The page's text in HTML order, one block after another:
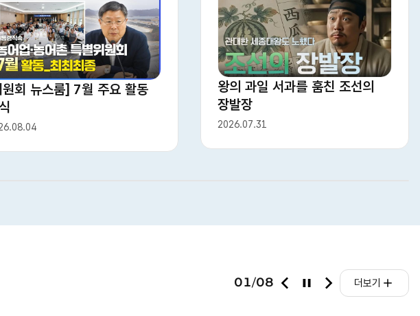
그
원회 뉴스룸] 7월 주요 활동
왕의 과일 서과를 훔친 조선의
장발장
2026.07.31
01/08 이
정
지
다
음
더보기